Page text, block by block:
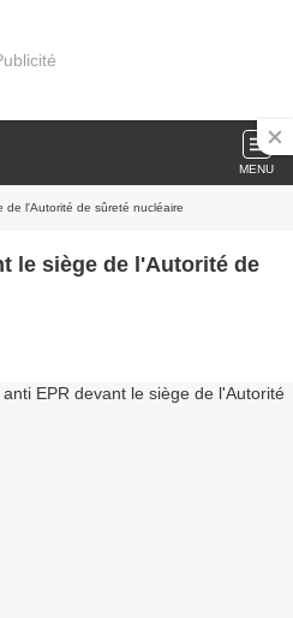
MENU
de l'Autorité de sûreté nucléaire
le siège de l'Autorité de